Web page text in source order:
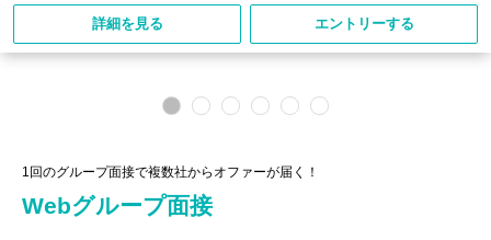
詳細を見る エントリーする
1回のグループ面接で複数社からオファーが届く！
Webグループ面接